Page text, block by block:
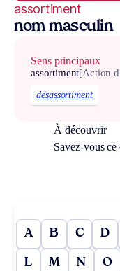
assortiment
nom masculin
Sens principaux
assortiment[Action
désassortiment
À découvrir
Savez-vous
A B C D
L M N O